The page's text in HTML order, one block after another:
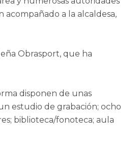
a la alcaldesa,
Obrasport, que ha
disponen de unas
estudio de grabación; ocho
biblioteca/fonoteca; aula